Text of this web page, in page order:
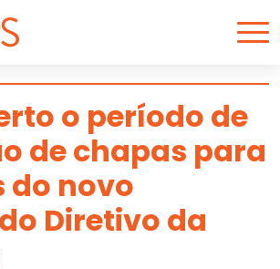
o período de
de chapas para
do novo
Diretivo da